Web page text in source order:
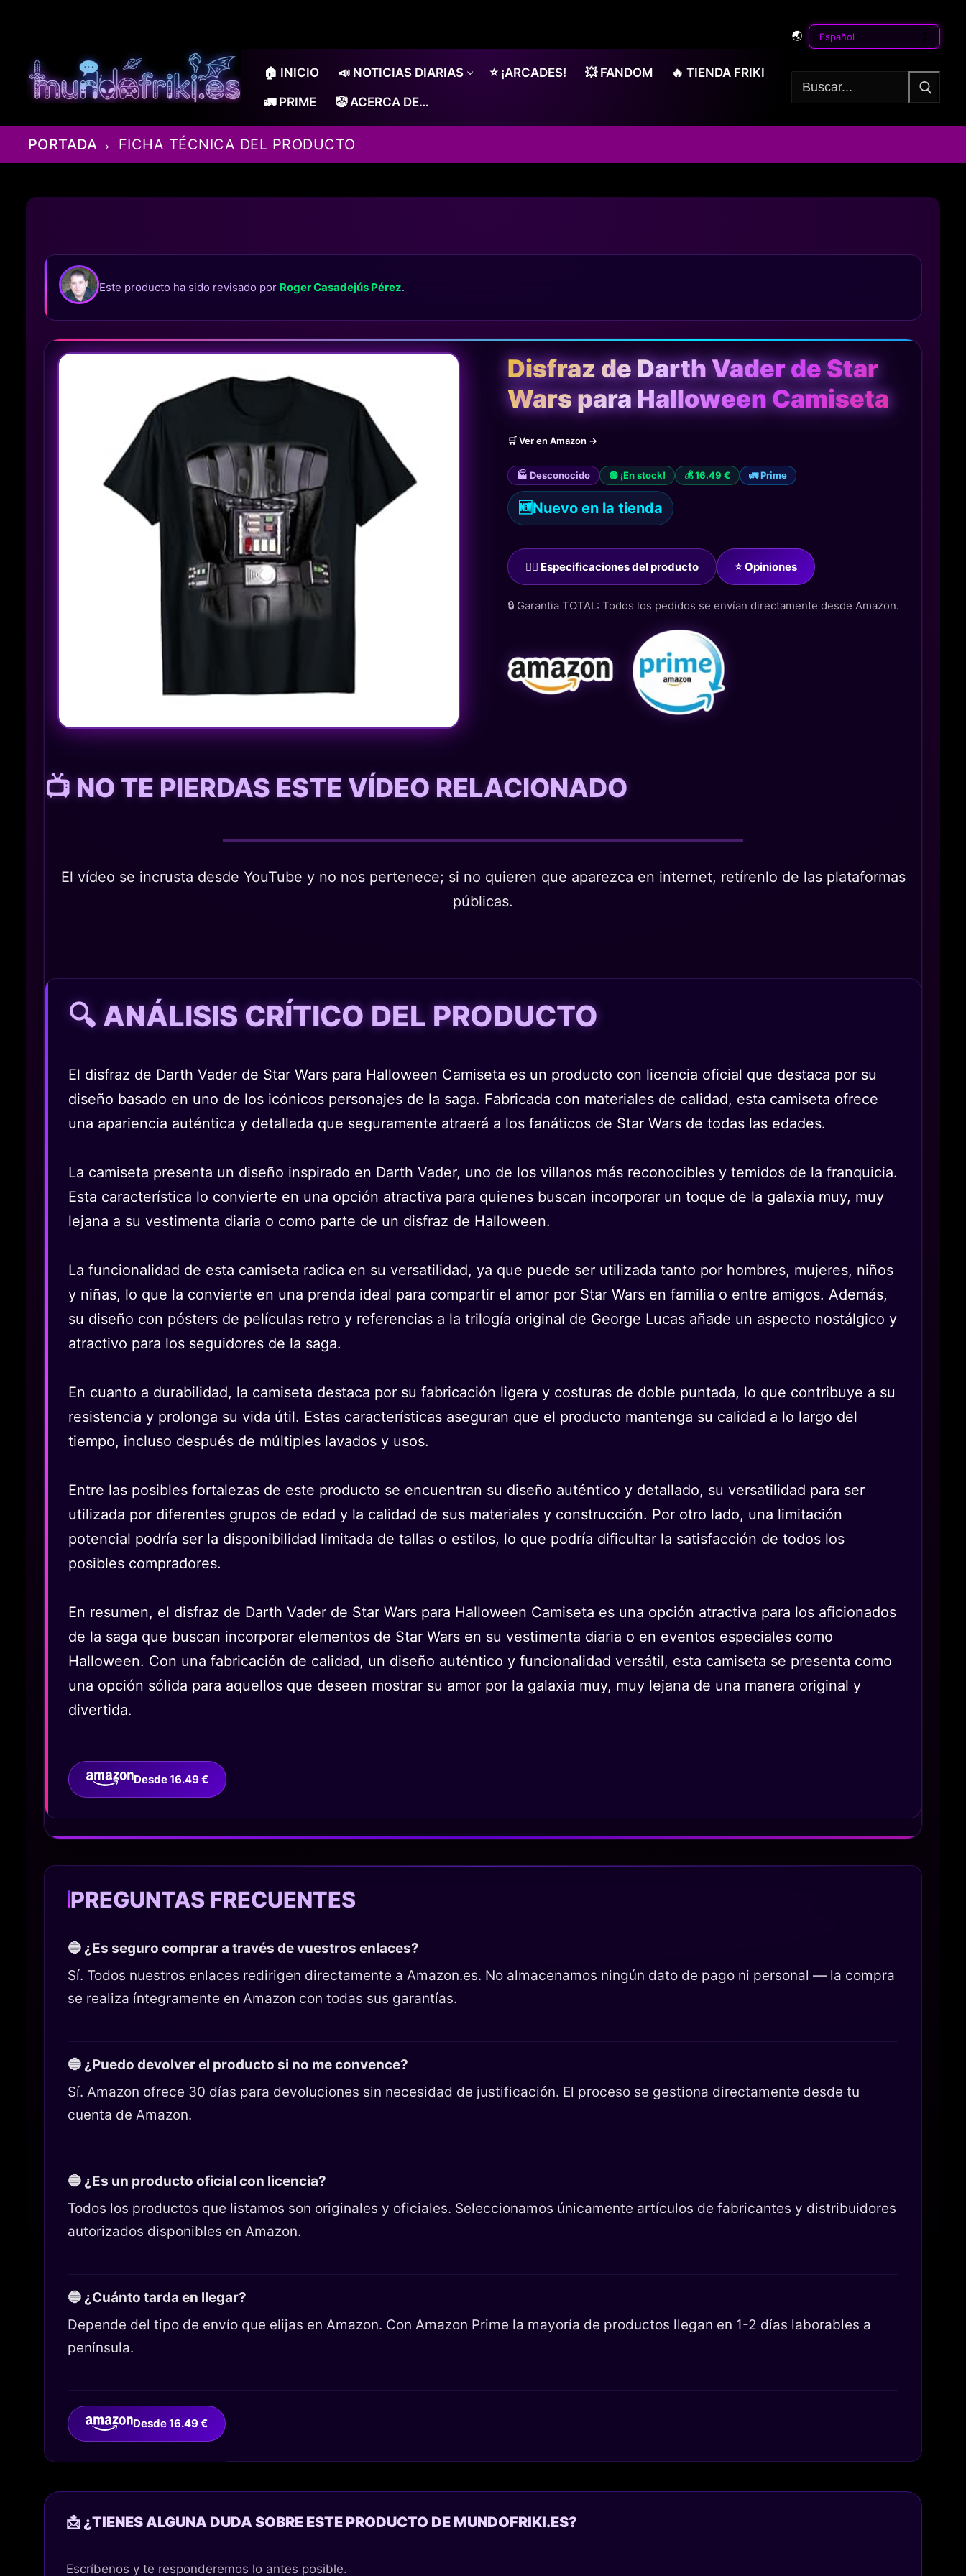
🌏
🏠 INICIO 📣 NOTICIAS DIARIAS ⭐ ¡ARCADES! 💥 FANDOM 🔥 TIENDA FRIKI
🚛 PRIME 🤡 ACERCA DE…
Buscar:
PORTADA FICHA TÉCNICA DEL PRODUCTO
Este producto ha sido revisado por Roger Casadejús Pérez.
Disfraz de Darth Vader de Star
Wars para Halloween Camiseta
🛒 Ver en Amazon →
🏭 Desconocido 🟢 ¡En stock! 💰 16.49 € 🚛 Prime
🆕Nuevo en la tienda
🙋‍♂️ Especificaciones del producto ⭐ Opiniones
🔒 Garantia TOTAL: Todos los pedidos se envían directamente desde Amazon.
📺 NO TE PIERDAS ESTE VÍDEO RELACIONADO
El vídeo se incrusta desde YouTube y no nos pertenece; si no quieren que aparezca en internet, retírenlo de las plataformas
públicas.
🔍 ANÁLISIS CRÍTICO DEL PRODUCTO
El disfraz de Darth Vader de Star Wars para Halloween Camiseta es un producto con licencia oficial que destaca por su
diseño basado en uno de los icónicos personajes de la saga. Fabricada con materiales de calidad, esta camiseta ofrece
una apariencia auténtica y detallada que seguramente atraerá a los fanáticos de Star Wars de todas las edades.
La camiseta presenta un diseño inspirado en Darth Vader, uno de los villanos más reconocibles y temidos de la franquicia.
Esta característica lo convierte en una opción atractiva para quienes buscan incorporar un toque de la galaxia muy, muy
lejana a su vestimenta diaria o como parte de un disfraz de Halloween.
La funcionalidad de esta camiseta radica en su versatilidad, ya que puede ser utilizada tanto por hombres, mujeres, niños
y niñas, lo que la convierte en una prenda ideal para compartir el amor por Star Wars en familia o entre amigos. Además,
su diseño con pósters de películas retro y referencias a la trilogía original de George Lucas añade un aspecto nostálgico y
atractivo para los seguidores de la saga.
En cuanto a durabilidad, la camiseta destaca por su fabricación ligera y costuras de doble puntada, lo que contribuye a su
resistencia y prolonga su vida útil. Estas características aseguran que el producto mantenga su calidad a lo largo del
tiempo, incluso después de múltiples lavados y usos.
Entre las posibles fortalezas de este producto se encuentran su diseño auténtico y detallado, su versatilidad para ser
utilizada por diferentes grupos de edad y la calidad de sus materiales y construcción. Por otro lado, una limitación
potencial podría ser la disponibilidad limitada de tallas o estilos, lo que podría dificultar la satisfacción de todos los
posibles compradores.
En resumen, el disfraz de Darth Vader de Star Wars para Halloween Camiseta es una opción atractiva para los aficionados
de la saga que buscan incorporar elementos de Star Wars en su vestimenta diaria o en eventos especiales como
Halloween. Con una fabricación de calidad, un diseño auténtico y funcionalidad versátil, esta camiseta se presenta como
una opción sólida para aquellos que deseen mostrar su amor por la galaxia muy, muy lejana de una manera original y
divertida.
Desde 16.49 €
PREGUNTAS FRECUENTES
🔵 ¿Es seguro comprar a través de vuestros enlaces?
Sí. Todos nuestros enlaces redirigen directamente a Amazon.es. No almacenamos ningún dato de pago ni personal — la compra
se realiza íntegramente en Amazon con todas sus garantías.
🔵 ¿Puedo devolver el producto si no me convence?
Sí. Amazon ofrece 30 días para devoluciones sin necesidad de justificación. El proceso se gestiona directamente desde tu
cuenta de Amazon.
🔵 ¿Es un producto oficial con licencia?
Todos los productos que listamos son originales y oficiales. Seleccionamos únicamente artículos de fabricantes y distribuidores
autorizados disponibles en Amazon.
🔵 ¿Cuánto tarda en llegar?
Depende del tipo de envío que elijas en Amazon. Con Amazon Prime la mayoría de productos llegan en 1-2 días laborables a
península.
Desde 16.49 €
📩 ¿TIENES ALGUNA DUDA SOBRE ESTE PRODUCTO DE MUNDOFRIKI.ES?
Escríbenos y te responderemos lo antes posible.